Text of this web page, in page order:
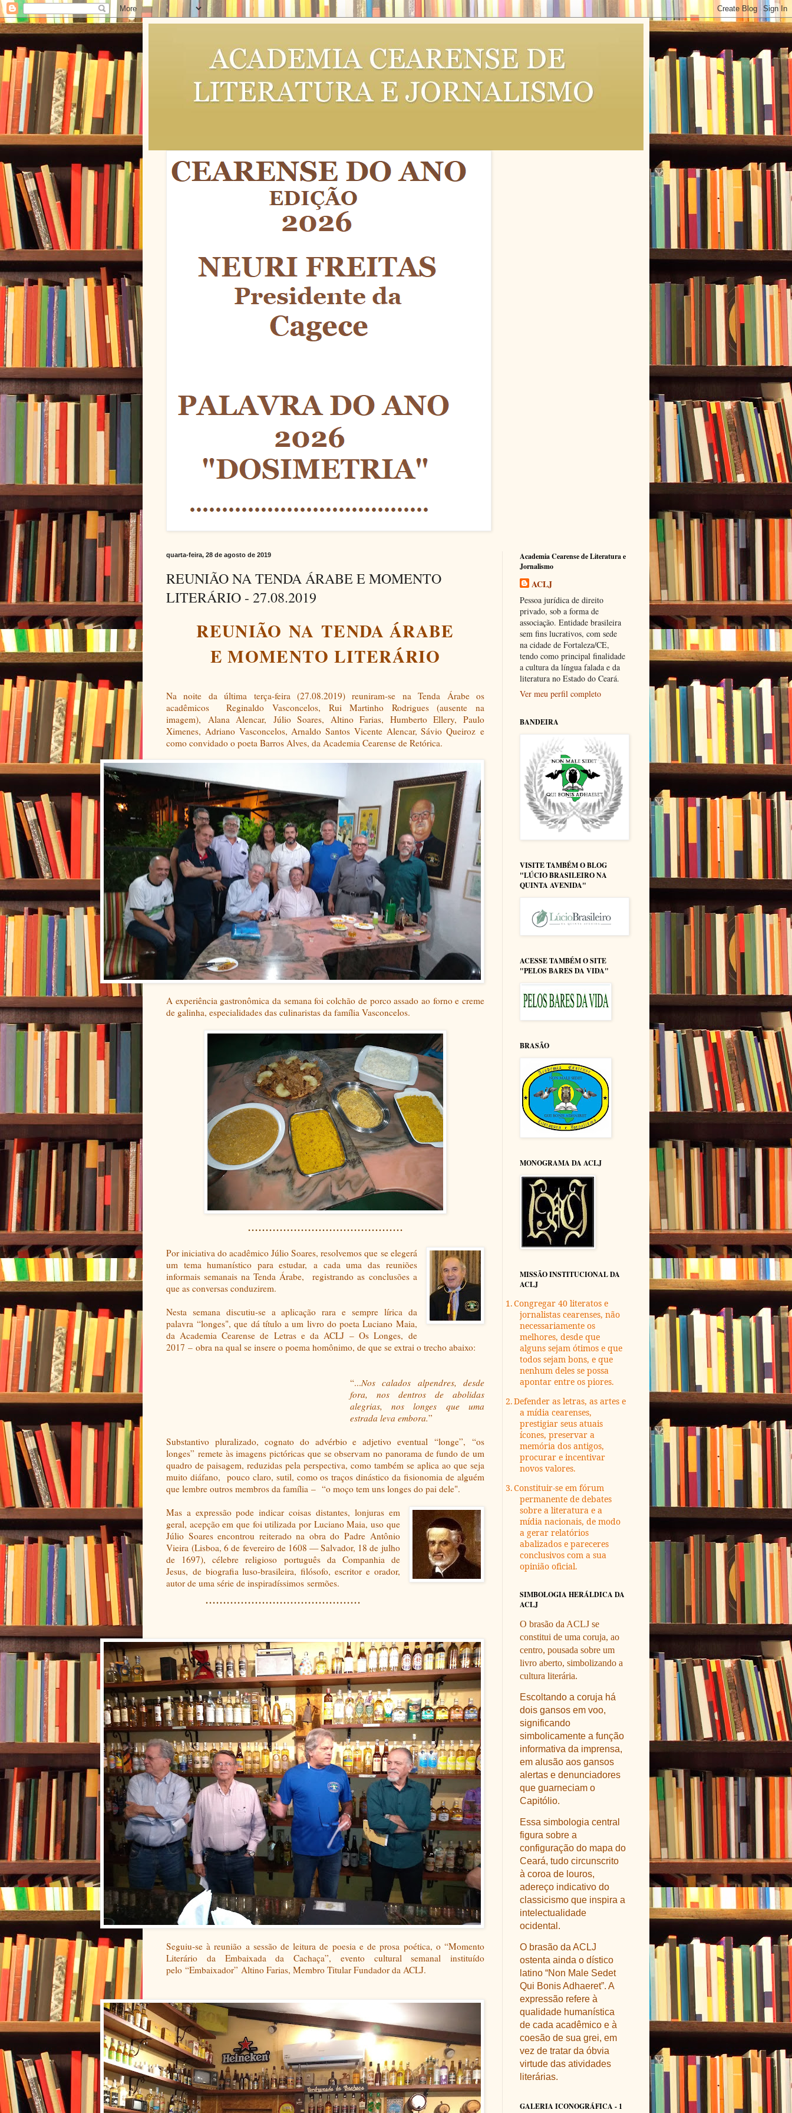
quarta-feira, 28 de agosto de 2019
REUNIÃO NA TENDA ÁRABE E MOMENTO
LITERÁRIO - 27.08.2019
REUNIÃO NA TENDA ÁRABE
E MOMENTO LITERÁRIO
Na noite da última terça-feira (27.08.2019) reuniram-se na Tenda Árabe os
acadêmicos
Reginaldo Vasconcelos, Rui Martinho Rodrigues (ausente na
imagem), Alana Alencar, Júlio Soares, Altino Farias, Humberto Ellery, Paulo
Ximenes, Adriano Vasconcelos, Arnaldo Santos Vicente Alencar, Sávio Queiroz e
como convidado o poeta Barros Alves, da Academia Cearense de Retórica.
A experiência gastronômica da semana foi colchão de porco assado ao forno e creme
de galinha, especialidades das culinaristas da família Vasconcelos.
............................................
Por iniciativa do acadêmico Júlio Soares, resolvemos que se elegerá
um tema humanístico para estudar,a cada uma das reuniões
informais semanais na Tenda Árabe,
registrando as conclusões a
que as conversas conduzirem.
Nesta semana discutiu-se a aplicação rara e sempre lírica da
palavra“longes", que dá título a um livro do poeta Luciano Maia,
da Academia Cearense de Letras e da ACLJ– Os Longes, de
2017 – obra na qual se insere o poema homônimo, de que se extrai o trecho abaixo:
“...Nos calados alpendres, desde
fora, nos dentros de abolidas
alegrias, nos longes que uma
estrada leva embora.”
Substantivo pluralizado, cognato do advérbio e adjetivo eventual“longe”,“os
longes” remete às imagens pictóricas que se observam no panorama de fundo de um
quadro de paisagem, reduzidas pela perspectiva, como também se aplica ao que seja
muito diáfano, pouco claro, sutil, como os traços dinástico da fisionomia de alguém
que lembre outros membros da família – “o moço tem uns longes do pai dele".
Mas a expressão pode indicar coisas distantes, lonjuras em
geral, acepção em que foi utilizada por Luciano Maia, uso que
Júlio Soares encontrou reiterado na obra do Padre Antônio
Vieira(Lisboa, 6 de fevereiro de 1608 — Salvador, 18 de julho
de 1697), célebre religioso português da Companhia de
Jesus, de biografia luso-brasileira, filósofo, escritor e orador,
autor de uma série de inspiradíssimos sermões.
............................................
Seguiu-se à reunião a sessão de leitura de poesia e de prosa poética, o “Momento
Literário da Embaixada da Cachaça”, evento cultural semanal instituído
pelo “Embaixador” Altino Farias, Membro Titular Fundador da ACLJ.
Academia Cearense de Literatura e
Jornalismo
ACLJ
Pessoa jurídica de direito
privado, sob a forma de
associação. Entidade brasileira
sem fins lucrativos, com sede
na cidade de Fortaleza/CE,
tendo como principal finalidade
a cultura da língua falada e da
literatura no Estado do Ceará.
Ver meu perfil completo
BANDEIRA
VISITE TAMBÉM O BLOG
"LÚCIO BRASILEIRO NA
QUINTA AVENIDA"
ACESSE TAMBÉM O SITE
"PELOS BARES DA VIDA"
BRASÃO
MONOGRAMA DA ACLJ
MISSÃO INSTITUCIONAL DA
ACLJ
1.Congregar 40 literatos e
jornalistas cearenses, não
necessariamente os
melhores, desde que
alguns sejam ótimos e que
todos sejam bons, e que
nenhum deles se possa
apontar entre os piores.
2.Defender as letras, as artes e
a mídia cearenses,
prestigiar seus atuais
ícones, preservar a
memória dos antigos,
procurar e incentivar
novos valores.
3.Constituir-se em fórum
permanente de debates
sobre a literatura e a
mídia nacionais, de modo
a gerar relatórios
abalizados e pareceres
conclusivos com a sua
opinião oficial.
SIMBOLOGIA HERÁLDICA DA
ACLJ
O brasão da ACLJ se
constitui de uma coruja, ao
centro, pousada sobre um
livro aberto, simbolizando a
cultura literária.
Escoltando a coruja há
dois gansos em voo,
significando
simbolicamente a função
informativa da imprensa,
em alusão aos gansos
alertas e denunciadores
que guarneciam o
Capitólio.
Essa simbologia central
figura sobre a
configuração do mapa do
Ceará, tudo circunscrito
à coroa de louros,
adereço indicativo do
classicismo que inspira a
intelectualidade
ocidental.
O brasão da ACLJ
ostenta ainda o dístico
latino “Non Male Sedet
Qui Bonis Adhaeret”. A
expressão refere à
qualidade humanística
de cada acadêmico e à
coesão de sua grei, em
vez de tratar da óbvia
virtude das atividades
literárias.
GALERIA ICONOGRÁFICA - 1